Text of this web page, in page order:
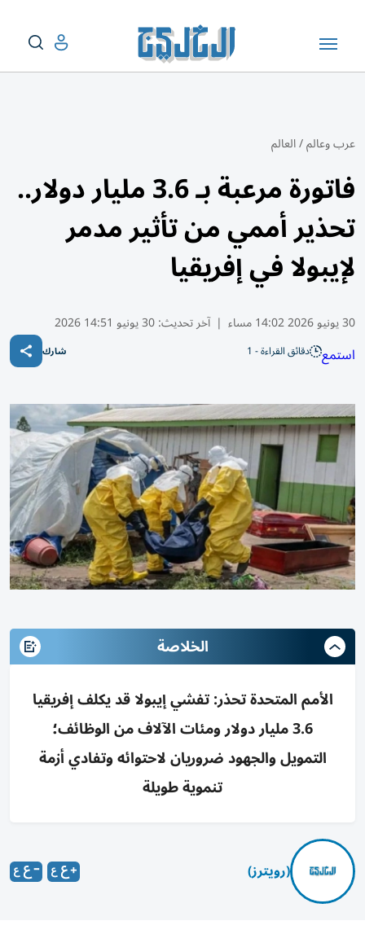
عرب وعالم/العالم
فاتورة مرعبة بـ 3.6 مليار دولار..
تحذير أممي من تأثير مدمر
لإيبولا في إفريقيا
30 يونيو 2026 14:02 مساء | آخر تحديث:30 يونيو 14:51 2026
استمع دقائق القراءة - 1 شارك
الخلاصة
الأمم المتحدة تحذر: تفشي إيبولا قد يكلف إفريقيا
3.6 مليار دولار ومئات الآلاف من الوظائف؛
التمويل والجهود ضروريان لاحتوائه وتفادي أزمة
تنموية طويلة
(رويترز)